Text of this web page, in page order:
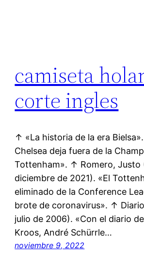
camiseta
corte ingles
↑ «La historia de la era
Chelsea deja fuera de la
Tottenham». ↑ Romero, Justo
diciembre de 2021). «El
eliminado de la Conference
brote de coronavirus». ↑
julio de 2006). «Con el diario
Kroos, André Schürrle…
noviembre 9, 2022